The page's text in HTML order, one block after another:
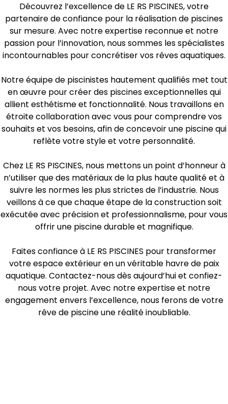
Découvrez l’excellence de LE RS PISCINES, votre
partenaire de confiance pour la réalisation de piscines
sur mesure. Avec notre expertise reconnue et notre
passion pour l’innovation, nous sommes les spécialistes
incontournables pour concrétiser vos rêves aquatiques.
Notre équipe de piscinistes hautement qualifiés met tout
en œuvre pour créer des piscines exceptionnelles qui
allient esthétisme et fonctionnalité. Nous travaillons en
étroite collaboration avec vous pour comprendre vos
souhaits et vos besoins, afin de concevoir une piscine qui
reflète votre style et votre personnalité.
Chez LE RS PISCINES, nous mettons un point d’honneur à
n’utiliser que des matériaux de la plus haute qualité et à
suivre les normes les plus strictes de l’industrie. Nous
veillons à ce que chaque étape de la construction soit
exécutée avec précision et professionnalisme, pour vous
offrir une piscine durable et magnifique.
Faites confiance à LE RS PISCINES pour transformer
votre espace extérieur en un véritable havre de paix
aquatique. Contactez-nous dès aujourd’hui et confiez-
nous votre projet. Avec notre expertise et notre
engagement envers l’excellence, nous ferons de votre
rêve de piscine une réalité inoubliable.